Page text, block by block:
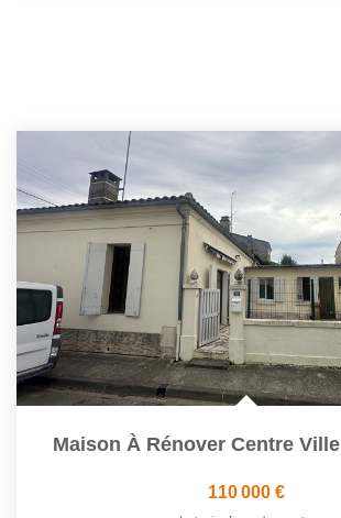
Maison À Rénover Centre Ville
110 000 €